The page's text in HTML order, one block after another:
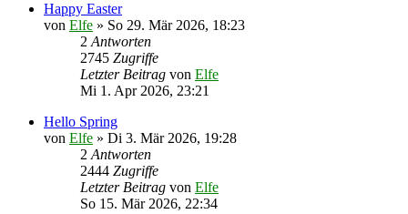
Happy Easter
von Elfe » So 29. Mär 2026, 18:23
2 Antworten
2745 Zugriffe
Letzter Beitrag von Elfe
Mi 1. Apr 2026, 23:21
Hello Spring
von Elfe » Di 3. Mär 2026, 19:28
2 Antworten
2444 Zugriffe
Letzter Beitrag von Elfe
So 15. Mär 2026, 22:34